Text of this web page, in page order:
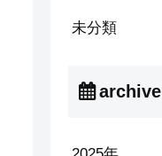
未分類
archive